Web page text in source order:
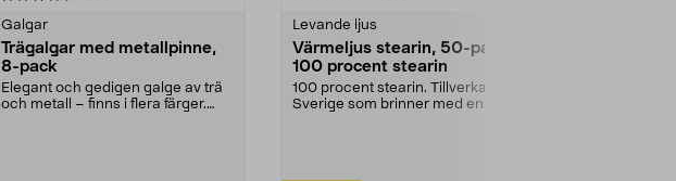
Galgar
Trägalgar med metallpinne,
8-pack
Elegant och gedigen galge av trä
och metall – finns i flera färger.
Levande ljus
Värmeljus stearin, 50-pack,
100 procent stearin
100 procent stearin. Tillverkade i
Sverige som brinner med en